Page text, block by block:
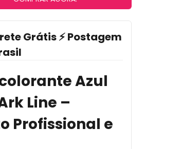
Grátis ⚡ Postagem
Azul
Line –
Profissional e